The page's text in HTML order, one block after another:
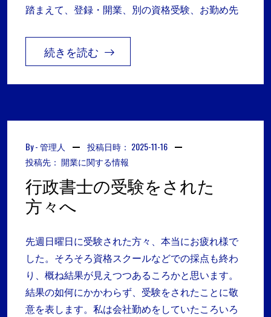
踏まえて、登録・開業、別の資格受験、お勤め先
続きを読む
By -管理人 投稿日時： 2025-11-16
投稿先： 開業に関する情報
行政書士の受験をされた
方々へ
先週日曜日に受験された方々、本当にお疲れ様で
した。そろそろ資格スクールなどでの採点も終わ
り、概ね結果が見えつつあるころかと思います。
結果の如何にかかわらず、受験をされたことに敬
意を表します。私は会社勤めをしていたころいろ